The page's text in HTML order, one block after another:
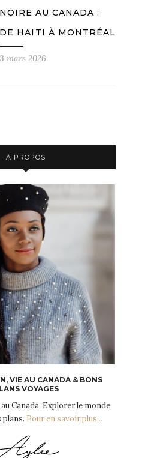
NOIRE AU CANADA :
DE HAÏTI À MONTRÉAL
3 mars 2026
À PROPOS
VIE AU CANADA & BONS
VOYAGES
Canada. Explorer le monde
plans. Pour en savoir plus...